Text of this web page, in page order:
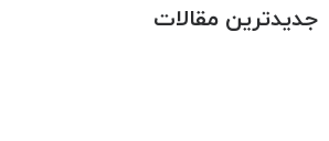
جدیدترین مقالات